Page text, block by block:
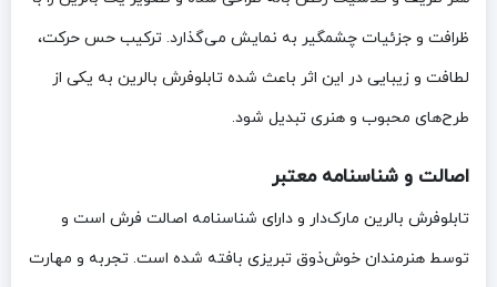
ظرافت و جزئیات چشمگیر به نمایش می‌گذارد. ترکیب حس حرکت،
لطافت و زیبایی در این اثر باعث شده تابلوفرش بالرین به یکی از
طرح‌های محبوب و هنری تبدیل شود.
اصالت و شناسنامه معتبر
تابلوفرش بالرین مارک‌دار و دارای شناسنامه اصالت فرش است و
توسط هنرمندان خوش‌ذوق تبریزی بافته شده است. تجربه و مهارت